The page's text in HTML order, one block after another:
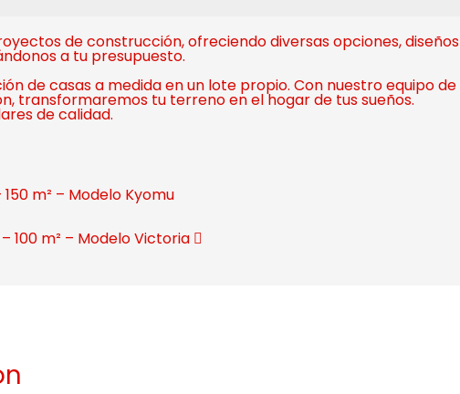
de construcción, ofreciendo diversas opciones, diseños
a tu presupuesto.
de casas a medida en un lote propio. Con nuestro equipo de
transformaremos tu terreno en el hogar de tus sueños.
de calidad.
m² – Modelo Kyomu
100 m² – Modelo Victoria